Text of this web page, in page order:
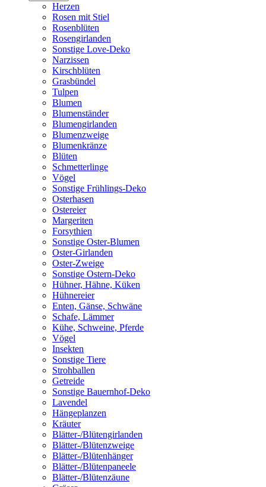
Herzen
Rosen mit Stiel
Rosenblüten
Rosengirlanden
Sonstige Love-Deko
Narzissen
Kirschblüten
Grasbündel
Tulpen
Blumen
Blumenständer
Blumengirlanden
Blumenzweige
Blumenkränze
Blüten
Schmetterlinge
Vögel
Sonstige Frühlings-Deko
Osterhasen
Ostereier
Margeriten
Forsythien
Sonstige Oster-Blumen
Oster-Girlanden
Oster-Zweige
Sonstige Ostern-Deko
Hühner, Hähne, Küken
Hühnereier
Enten, Gänse, Schwäne
Schafe, Lämmer
Kühe, Schweine, Pferde
Vögel
Insekten
Sonstige Tiere
Strohballen
Getreide
Sonstige Bauernhof-Deko
Lavendel
Hängeplanzen
Kräuter
Blätter-/Blütengirlanden
Blätter-/Blütenzweige
Blätter-/Blütenhänger
Blätter-/Blütenpaneele
Blätter-/Blütenzäune